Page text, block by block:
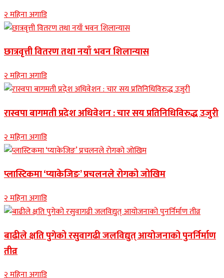
२ महिना अगाडि
छात्रवृत्ती वितरण तथा नयाँ भवन शिलान्यास
२ महिना अगाडि
रास्वपा बागमती प्रदेश अधिवेशन : चार सय प्रतिनिधिविरुद्ध उजुरी
२ महिना अगाडि
प्लास्टिकमा ‘प्याकेजिङ’ प्रचलनले रोगको जोखिम
२ महिना अगाडि
बाढीले क्षति पुगेको रसुवागढी जलविद्युत् आयोजनाको पुनर्निर्माण
तीव्र
२ महिना अगाडि